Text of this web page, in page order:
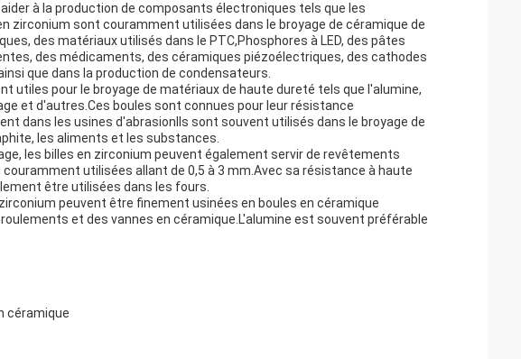
à la production de composants électroniques tels que les
zirconium sont couramment utilisées dans le broyage de céramique de
des matériaux utilisés dans le PTC,Phosphores à LED, des pâtes
des médicaments, des céramiques piézoélectriques, des cathodes
que dans la production de condensateurs.
utiles pour le broyage de matériaux de haute dureté tels que l'alumine,
et d'autres.Ces boules sont connues pour leur résistance
dans les usines d'abrasionIls sont souvent utilisés dans le broyage de
les aliments et les substances.
les billes en zirconium peuvent également servir de revêtements
utilisées allant de 0,5 à 3 mm.Avec sa résistance à haute
être utilisées dans les fours.
peuvent être finement usinées en boules en céramique
et des vannes en céramique.L'alumine est souvent préférable
céramique